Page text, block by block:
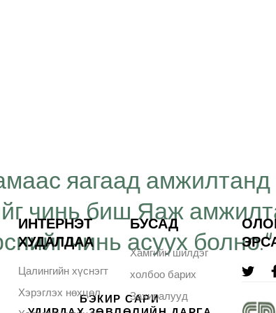
яагаад амжилтанд
чинь биш Яаж
чинь асуух болно.“
БЭКИР САРИ
ИНТЕРНЭТ
ХУДАЛДАА
Цалингийн хүснэгт
Хэрэглэх нөхцөл
БУСАД
Хамгийн шилдэг
холбоо барих
Захиралууд